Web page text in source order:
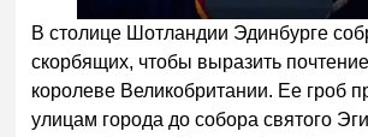
5
В столице Шотландии Эдинбурге
скорбящих, чтобы выразить
королеве Великобритании. Ее гроб
улицам города до собора святого